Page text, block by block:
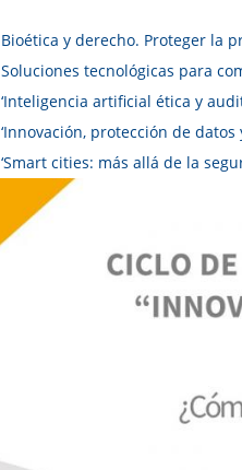
Bioética y derecho. Proteger la
Soluciones tecnológicas para
‘Inteligencia artificial ética y
‘Innovación, protección de
‘Smart cities: más allá de la